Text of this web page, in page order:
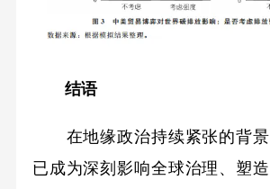
结语
在地缘政治持续紧张的背景
已成为深刻影响全球治理、塑